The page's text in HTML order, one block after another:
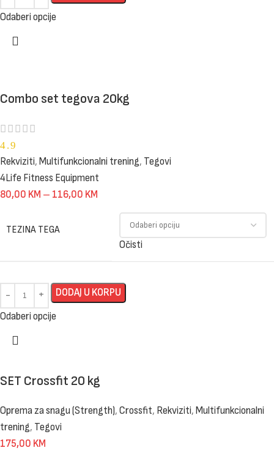
Odaberi opcije
Combo set tegova 20kg
4.9
Rekviziti, Multifunkcionalni trening, Tegovi
4Life Fitness Equipment
80,00 KM – 116,00 KM
TEZINA TEGA
Očisti
DODAJ U KORPU
Odaberi opcije
SET Crossfit 20 kg
Oprema za snagu (Strength), Crossfit, Rekviziti, Multifunkcionalni
trening, Tegovi
175,00 KM